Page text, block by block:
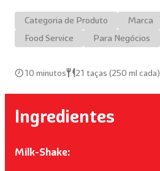
Categoria de Produto Marca
Food Service
Para Negócios
10 minutos 21 taças (250 ml cada)
Ingredientes
Milk-Shake: